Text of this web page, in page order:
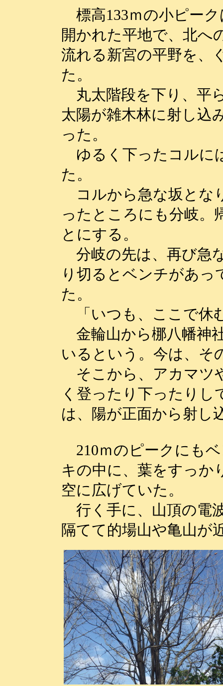
標高133ｍの小ピー
開かれた平地で、北へ
流れる新宮の平野を、
た。
丸太階段を下り、平
太陽が雑木林に射し込
った。
ゆるく下ったコルに
た。
コルから急な坂とな
ったところにも分岐。
とにする。
分岐の先は、再び急
り切るとベンチがあっ
た。
「いつも、ここで休
金輪山から梛八幡神
いるという。今は、そ
そこから、アカマツ
く登ったり下ったりし
は、陽が正面から射し
210ｍのピークにも
キの中に、葉をすっか
空に広げていた。
行く手に、山頂の電
隔てて的場山や亀山が